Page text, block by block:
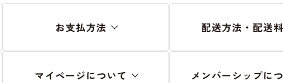
お支払方法 配送方法・配送
マイページについて メンバーシップに